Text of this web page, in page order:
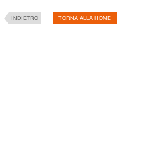
INDIETRO TORNA ALLA HOME